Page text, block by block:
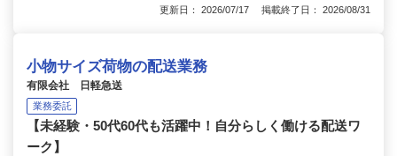
更新日： 2026/07/17 掲載終了日： 2026/08/31
小物サイズ荷物の配送業務
有限会社 日軽急送
業務委託
【未経験・50代60代も活躍中！自分らしく働ける配送ワ
ーク】